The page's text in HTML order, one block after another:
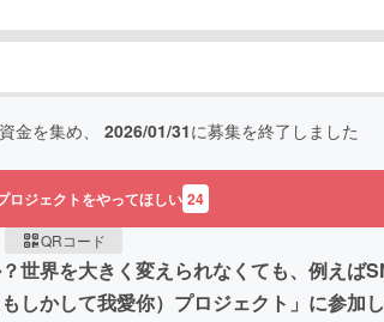
金を集め、 2026/01/31に募集を終了しました
ロジェクトをやってほしい 24
QRコード
世界を大きく変えられなくても、例えば
しかして我愛你）プロジェクト」に参加